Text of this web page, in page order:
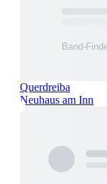
Querdreiba
Neuhaus am Inn